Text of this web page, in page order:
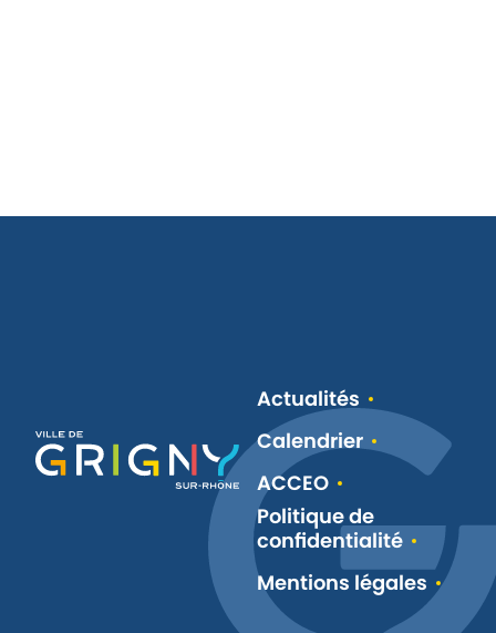
Actualités
Calendrier
ACCEO
Politique de
confidentialité
Mentions légales